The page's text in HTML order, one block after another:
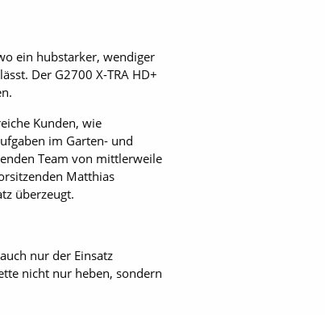
ein hubstarker, wendiger
Der G2700 X-TRA HD+
Kunden, wie
im Garten- und
Team von mittlerweile
Matthias
überzeugt.
nur der Einsatz
nicht nur heben, sondern